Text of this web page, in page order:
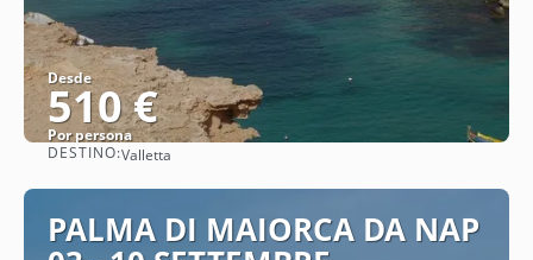
Desde
510 €
Por persona
DESTINO:Valletta
PALMA DI MAIORCA DA NAP